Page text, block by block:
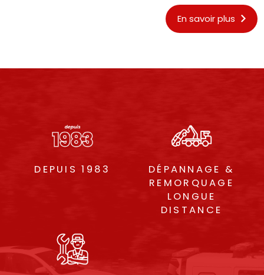
En savoir plus
DEPUIS 1983
DÉPANNAGE &
REMORQUAGE
LONGUE
DISTANCE